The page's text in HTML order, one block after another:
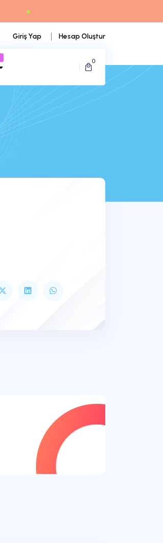
Giriş Yap Hesap Oluştur
0